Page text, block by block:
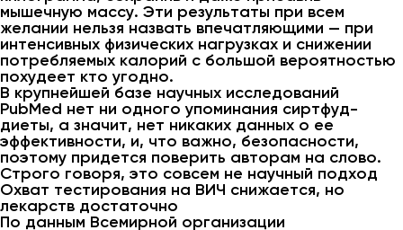
мышечную массу. Эти результаты при всем
желании нельзя назвать впечатляющими — при
интенсивных физических нагрузках и снижении
потребляемых калорий с большой вероятностью
похудеет кто угодно.
В крупнейшей базе научных исследований
PubMed нет ни одного упоминания сиртфуд-
диеты, а значит, нет никаких данных о ее
эффективности, и, что важно, безопасности,
поэтому придется поверить авторам на слово.
Строго говоря, это совсем не научный подход
Охват тестирования на ВИЧ снижается, но
лекарств достаточно
По данным Всемирной организации